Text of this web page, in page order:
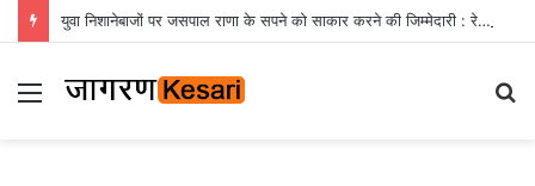
युवा निशानेबाजों पर जसपाल राणा के सपने को साकार करने की जिम्मेदारी : रेखा आर्या
Menu